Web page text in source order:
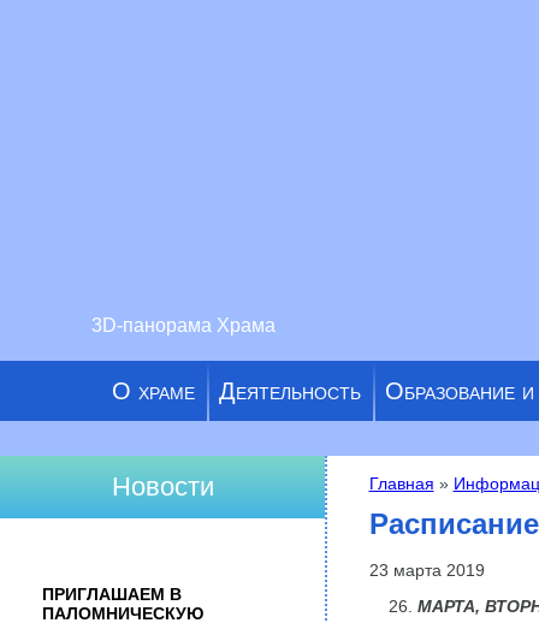
3D-панорама Храма
О храме Деятельность Образование
Вы здесь
Главная »
23 марта 2019
МАРТА,
Новости
ПРИГЛАШАЕМ В
ПАЛОМНИЧЕСКУЮ